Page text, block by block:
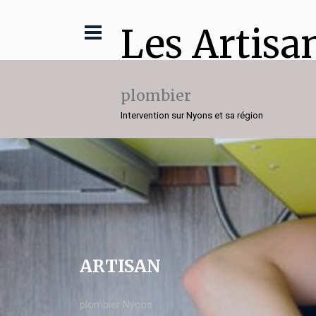
Les
plombier
Intervention sur Nyons et sa région
ARTISAN
plombier Nyons